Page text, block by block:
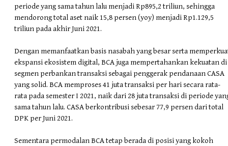
periode yang sama tahun lalu menjadi Rp895,2 triliun, sehingga
mendorong total aset naik 15,8 persen (yoy) menjadi Rp1.129,5
triliun pada akhir Juni 2021.
Dengan memanfaatkan basis nasabah yang besar serta
ekspansi ekosistem digital, BCA juga mempertahankan kekuatan di
segmen perbankan transaksi sebagai penggerak pendanaan CASA
yang solid. BCA memproses 41 juta transaksi per hari secara rata-
rata pada semester I 2021, naik dari 28 juta transaksi di periode
sama tahun lalu. CASA berkontribusi sebesar 77,9 persen dari total
DPK per Juni 2021.
Sementara permodalan BCA tetap berada di posisi yang kokoh